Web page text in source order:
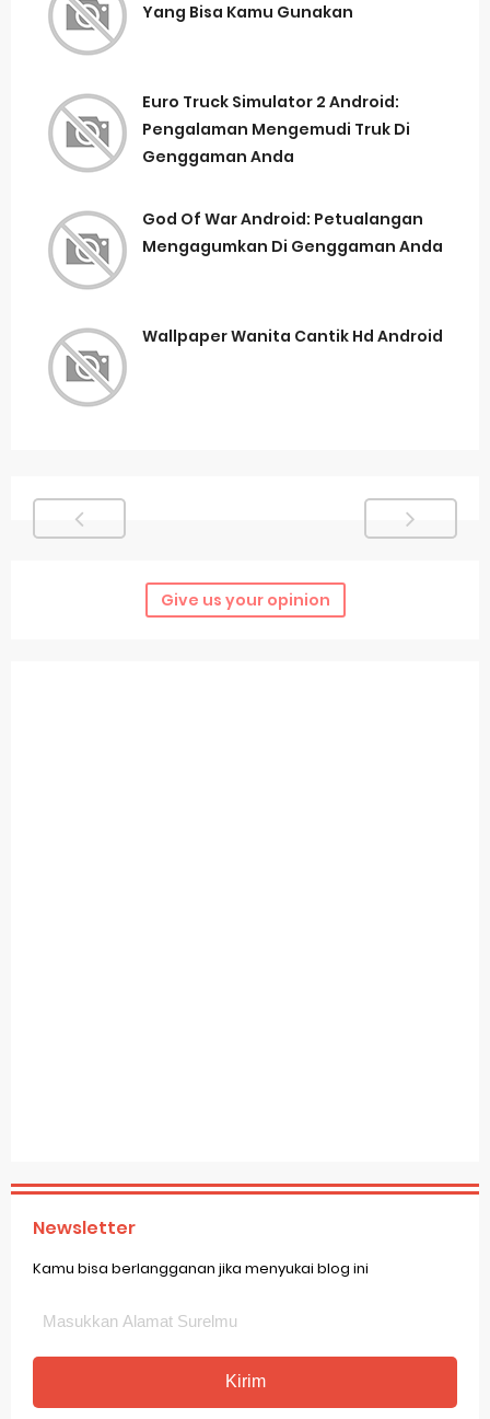
Yang Bisa Kamu Gunakan
Euro Truck Simulator 2 Android:
Pengalaman Mengemudi Truk Di
Genggaman Anda
God Of War Android: Petualangan
Mengagumkan Di Genggaman Anda
Wallpaper Wanita Cantik Hd Android
Give us your opinion
Newsletter
Kamu bisa berlangganan jika menyukai blog ini